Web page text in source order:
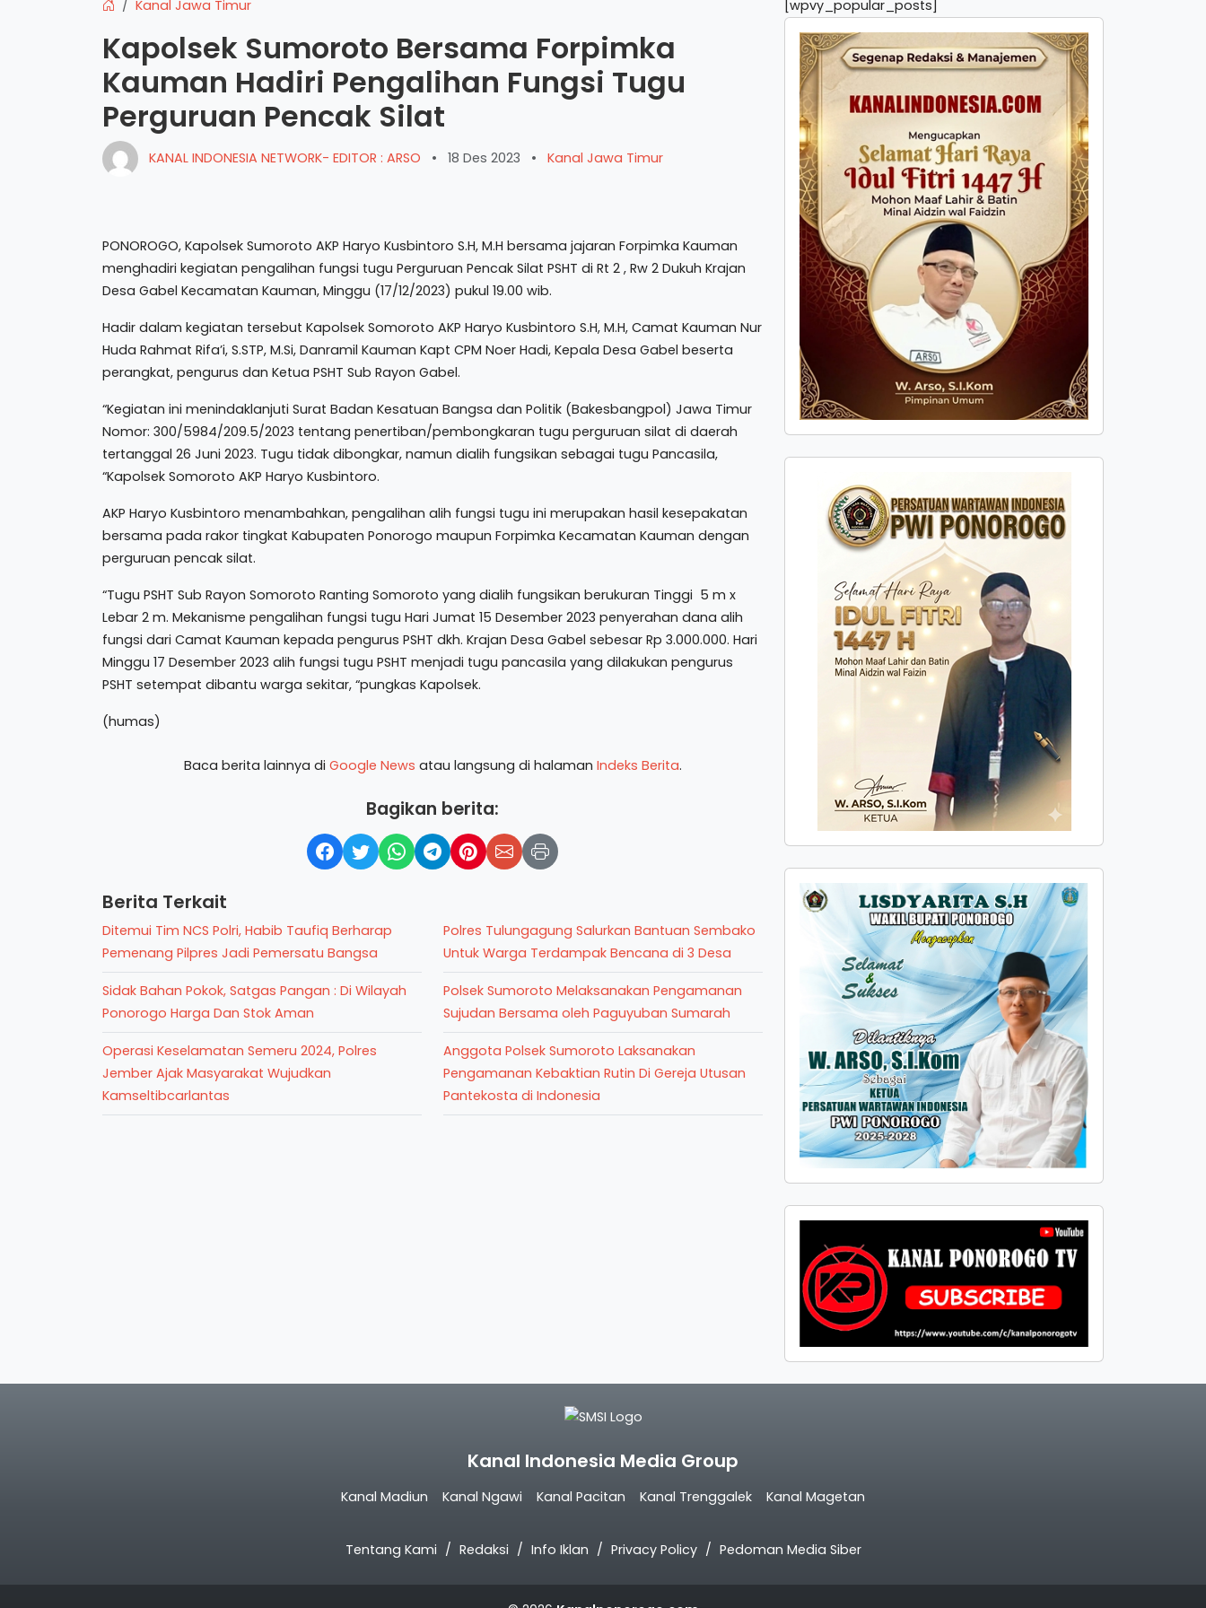
Kanal Jawa Timur
Kapolsek Sumoroto Bersama Forpimka
Kauman Hadiri Pengalihan Fungsi Tugu
Perguruan Pencak Silat
KANAL INDONESIA NETWORK- EDITOR : ARSO • 18 Des 2023 • Kanal Jawa Timur
PONOROGO, Kapolsek Sumoroto AKP Haryo Kusbintoro S.H, M.H bersama jajaran Forpimka Kauman
menghadiri kegiatan pengalihan fungsi tugu Perguruan Pencak Silat PSHT di Rt 2 , Rw 2 Dukuh Krajan
Desa Gabel Kecamatan Kauman, Minggu (17/12/2023) pukul 19.00 wib.
Hadir dalam kegiatan tersebut Kapolsek Somoroto AKP Haryo Kusbintoro S.H, M.H, Camat Kauman Nur
Huda Rahmat Rifa’i, S.STP, M.Si, Danramil Kauman Kapt CPM Noer Hadi, Kepala Desa Gabel beserta
perangkat, pengurus dan Ketua PSHT Sub Rayon Gabel.
“Kegiatan ini menindaklanjuti Surat Badan Kesatuan Bangsa dan Politik (Bakesbangpol) Jawa Timur
Nomor: 300/5984/209.5/2023 tentang penertiban/pembongkaran tugu perguruan silat di daerah
tertanggal 26 Juni 2023. Tugu tidak dibongkar, namun dialih fungsikan sebagai tugu Pancasila,
“Kapolsek Somoroto AKP Haryo Kusbintoro.
AKP Haryo Kusbintoro menambahkan, pengalihan alih fungsi tugu ini merupakan hasil kesepakatan
bersama pada rakor tingkat Kabupaten Ponorogo maupun Forpimka Kecamatan Kauman dengan
perguruan pencak silat.
“Tugu PSHT Sub Rayon Somoroto Ranting Somoroto yang dialih fungsikan berukuran Tinggi 5 m x
Lebar 2 m. Mekanisme pengalihan fungsi tugu Hari Jumat 15 Desember 2023 penyerahan dana alih
fungsi dari Camat Kauman kepada pengurus PSHT dkh. Krajan Desa Gabel sebesar Rp 3.000.000. Hari
Minggu 17 Desember 2023 alih fungsi tugu PSHT menjadi tugu pancasila yang dilakukan pengurus
PSHT setempat dibantu warga sekitar, “pungkas Kapolsek.
(humas)
Baca berita lainnya di Google News atau langsung di halaman Indeks Berita.
Bagikan berita:
Berita Terkait
Ditemui Tim NCS Polri, Habib Taufiq Berharap
Pemenang Pilpres Jadi Pemersatu Bangsa
Sidak Bahan Pokok, Satgas Pangan : Di Wilayah
Ponorogo Harga Dan Stok Aman
Operasi Keselamatan Semeru 2024, Polres
Jember Ajak Masyarakat Wujudkan
Kamseltibcarlantas
Polres Tulungagung Salurkan Bantuan Sembako
Untuk Warga Terdampak Bencana di 3 Desa
Polsek Sumoroto Melaksanakan Pengamanan
Sujudan Bersama oleh Paguyuban Sumarah
Anggota Polsek Sumoroto Laksanakan
Pengamanan Kebaktian Rutin Di Gereja Utusan
Pantekosta di Indonesia
[wpvy_popular_posts]
Kanal Indonesia Media Group
Kanal Madiun Kanal Ngawi Kanal Pacitan Kanal Trenggalek Kanal Magetan
Tentang Kami Redaksi Info Iklan Privacy Policy Pedoman Media Siber